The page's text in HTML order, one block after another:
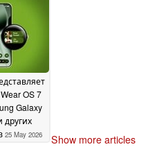
21 день и AMOLED-
дисплеем с яркостью
2 500 нит
OS 7
Galaxy
других
25 May 2026 Show more articles